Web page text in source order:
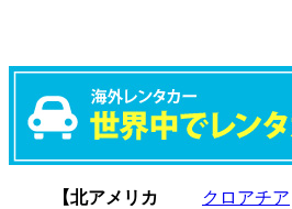
【北アメリカ
クロアチア